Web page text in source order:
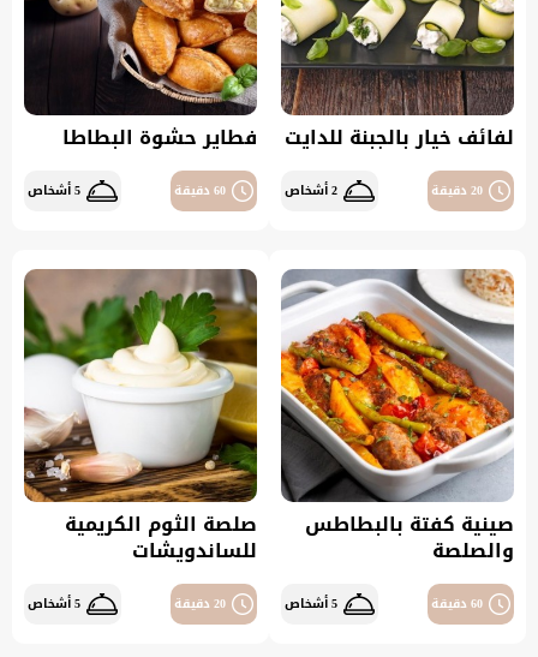
لفائف خيار بالجبنة للدايت
20 دقيقة 2 أشخاص
فطاير حشوة البطاطا
60 دقيقة 5 أشخاص
صينية كفتة بالبطاطس
والصلصة
60 دقيقة 5 أشخاص
صلصة الثوم الكريمية
للساندويشات
20 دقيقة 5 أشخاص